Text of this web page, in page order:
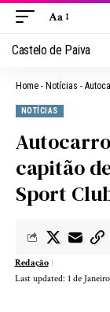
Aa
Castelo de Paiva
Home - Notícias -
NOTÍCIAS
capitão
Sport
Last updated: 1 de
Redação